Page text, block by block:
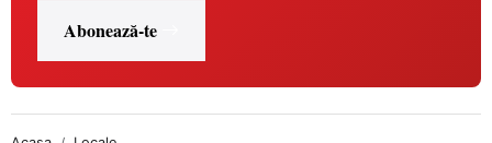
Abonează-te